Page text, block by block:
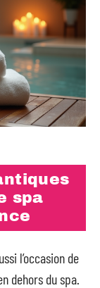
spa
l’occasion de
dehors du spa.